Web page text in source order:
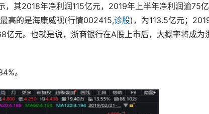
，其2018年净利润115亿元，2019年上半年净利润逾75亿
高的是海康威视(行情002415,诊股)，为113.5亿元；
亿元。也就是说，浙商银行在A股上市后，大概率将成为
。